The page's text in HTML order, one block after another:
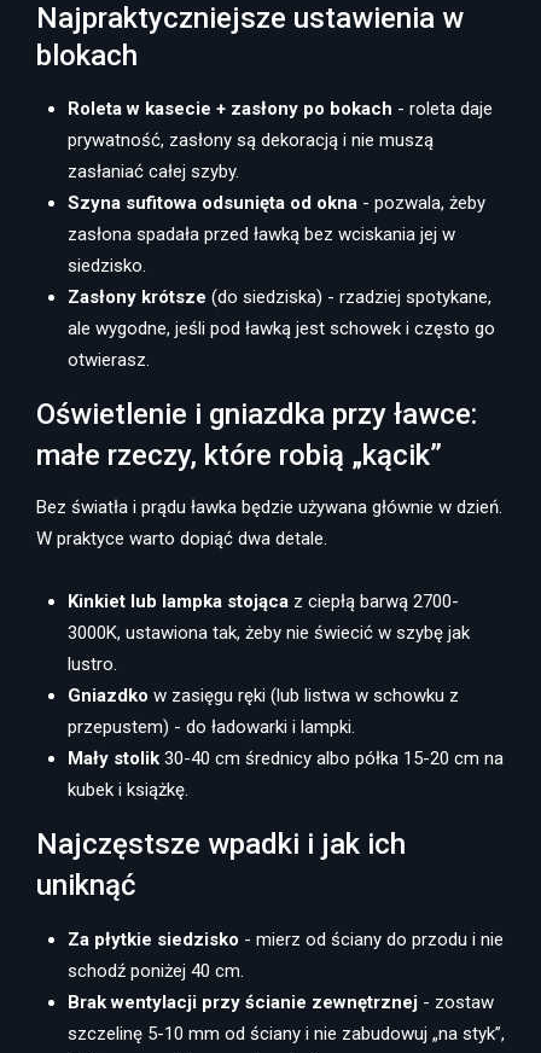
Najpraktyczniejsze ustawienia w
blokach
Roleta w kasecie + zasłony po bokach - roleta daje
prywatność, zasłony są dekoracją i nie muszą
zasłaniać całej szyby.
Szyna sufitowa odsunięta od okna - pozwala, żeby
zasłona spadała przed ławką bez wciskania jej w
siedzisko.
Zasłony krótsze (do siedziska) - rzadziej spotykane,
ale wygodne, jeśli pod ławką jest schowek i często go
otwierasz.
Oświetlenie i gniazdka przy ławce:
małe rzeczy, które robią „kącik”
Bez światła i prądu ławka będzie używana głównie w dzień.
W praktyce warto dopiąć dwa detale.
Kinkiet lub lampka stojąca z ciepłą barwą 2700-
3000K, ustawiona tak, żeby nie świecić w szybę jak
lustro.
Gniazdko w zasięgu ręki (lub listwa w schowku z
przepustem) - do ładowarki i lampki.
Mały stolik 30-40 cm średnicy albo półka 15-20 cm na
kubek i książkę.
Najczęstsze wpadki i jak ich
uniknąć
Za płytkie siedzisko - mierz od ściany do przodu i nie
schodź poniżej 40 cm.
Brak wentylacji przy ścianie zewnętrznej - zostaw
szczelinę 5-10 mm od ściany i nie zabudowuj „na styk”,